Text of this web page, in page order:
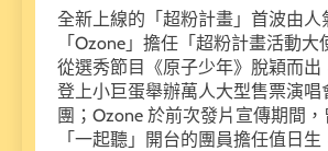
全新上線的「超粉計畫」首波由人
「Ozone」擔任「超粉計畫活動大
從選秀節目《原子少年》脫穎而出
登上小巨蛋舉辦萬人大型售票演唱
團；Ozone 於前次發片宣傳期間
「一起聽」開台的團員擔任值日